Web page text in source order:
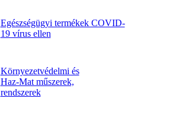
Egészségügyi termékek COVID-
19 vírus ellen
Környezetvédelmi és
Haz-Mat műszerek,
rendszerek